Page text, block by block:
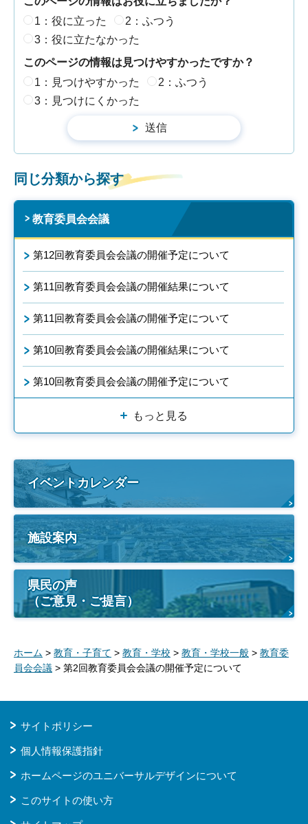
1：役に立った
2：ふつう
3：役に立たなかった
このページの情報は見つけやすかったですか？
1：見つけやすかった
2：ふつう
3：見つけにくかった
同じ分類から探す
教育委員会会議
第12回教育委員会会議の開催予定について
第11回教育委員会会議の開催結果について
第11回教育委員会会議の開催予定について
第10回教育委員会会議の開催結果について
第10回教育委員会会議の開催予定について
もっと見る
イベントカレンダー
施設案内
県民の声
（ご意見・ご提言）
ホーム > 教育・子育て > 教育・学校 > 教育・学校一般 > 教育委
員会会議 > 第2回教育委員会会議の開催予定について
サイトポリシー
個人情報保護指針
ホームページのユニバーサルデザインについて
このサイトの使い方